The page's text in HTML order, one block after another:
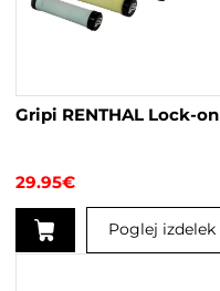
Gripi RENTHAL Lock-on
29.95€
Poglej izdelek